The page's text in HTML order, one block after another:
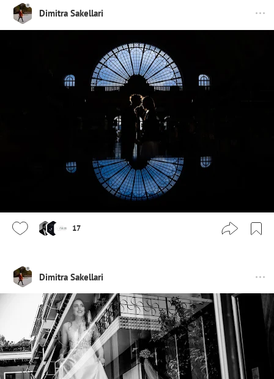
Dimitra Sakellari
17
Dimitra Sakellari